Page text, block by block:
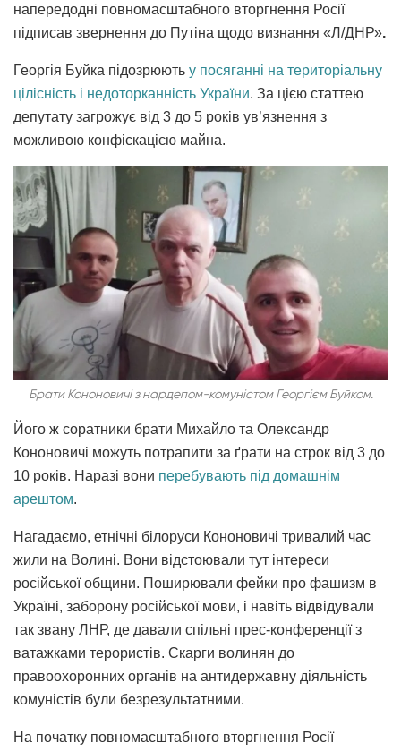
напередодні повномасштабного вторгнення Росії
підписав звернення до Путіна щодо визнання «Л/ДНР».
Георгія Буйка підозрюють у посяганні на територіальну
цілісність і недоторканність України. За цією статтею
депутату загрожує від 3 до 5 років ув’язнення з
можливою конфіскацією майна.
Брати Кононовичі з нардепом-комуністом Георгієм Буйком.
Його ж соратники брати Михайло та Олександр
Кононовичі можуть потрапити за ґрати на строк від 3 до
10 років. Наразі вони перебувають під домашнім
арештом.
Нагадаємо, етнічні білоруси Кононовичі тривалий час
жили на Волині. Вони відстоювали тут інтереси
російської общини. Поширювали фейки про фашизм в
Україні, заборону російської мови, і навіть відвідували
так звану ЛНР, де давали спільні прес-конференції з
ватажками терористів. Скарги волинян до
правоохоронних органів на антидержавну діяльність
комуністів були безрезультатними.
На початку повномасштабного вторгнення Росії